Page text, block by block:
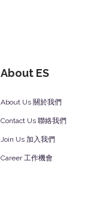
About ES
About Us 關於我們
Contact Us 聯絡我們
Join Us 加入我們
Career 工作機會